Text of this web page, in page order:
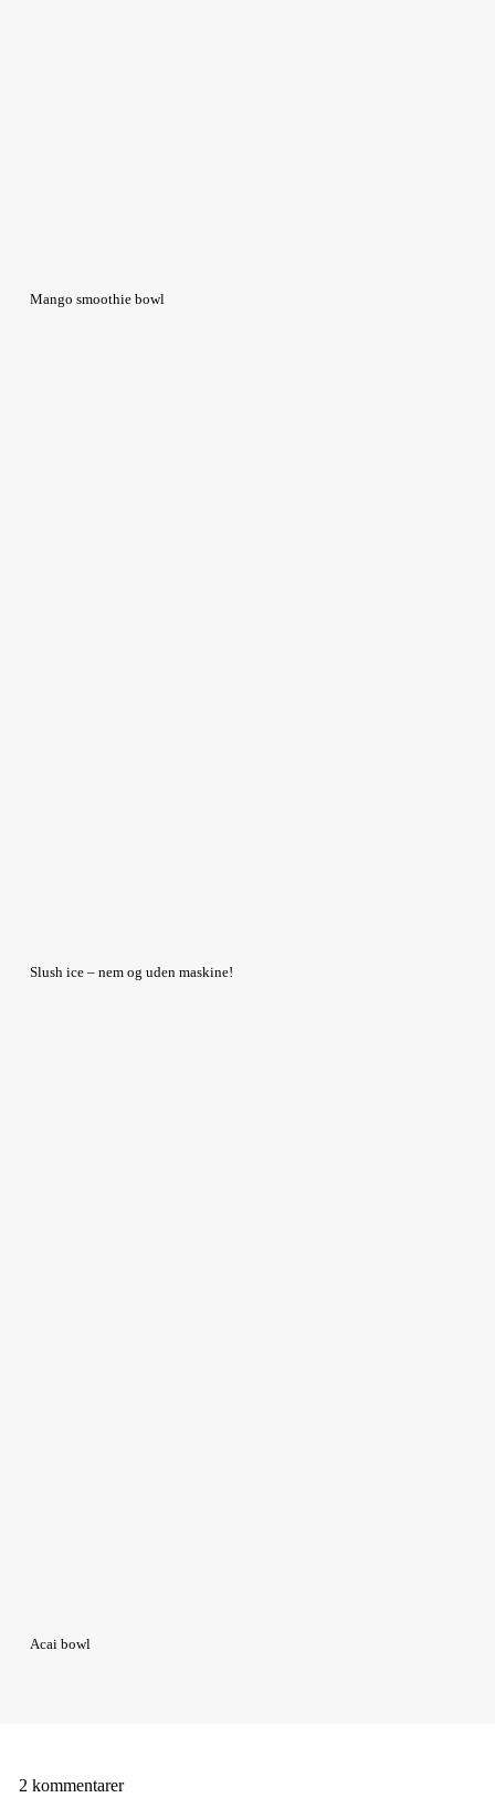
Mango smoothie bowl
Slush ice – nem og uden maskine!
Acai bowl
2 kommentarer